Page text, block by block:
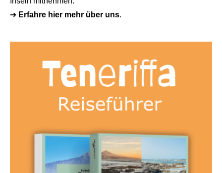
➔ Erfahre hier mehr über uns.